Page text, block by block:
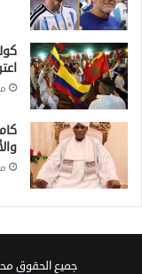
جميع الحقوق